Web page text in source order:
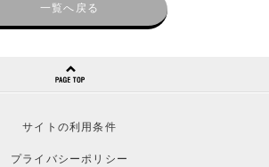
一覧へ戻る
サイトの利用条件
プライバシーポリシー